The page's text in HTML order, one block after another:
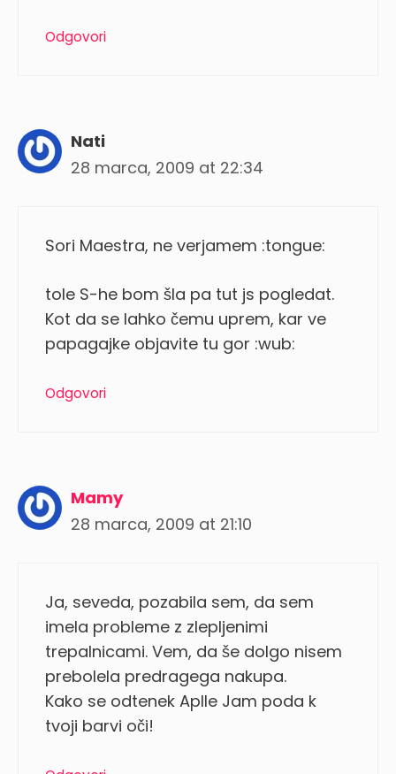
Odgovori
Nati
28 marca, 2009 at 22:34
Sori Maestra, ne verjamem :tongue:
tole S-he bom šla pa tut js pogledat.
Kot da se lahko čemu uprem, kar ve
papagajke objavite tu gor :wub:
Odgovori
Mamy
28 marca, 2009 at 21:10
Ja, seveda, pozabila sem, da sem
imela probleme z zlepljenimi
trepalnicami. Vem, da še dolgo nisem
prebolela predragega nakupa.
Kako se odtenek Aplle Jam poda k
tvoji barvi oči!